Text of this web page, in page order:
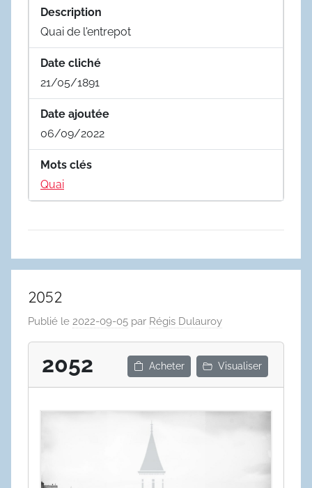
Description
Quai de l'entrepot
Date cliché
21/05/1891
Date ajoutée
06/09/2022
Mots clés
Quai
2052
Publié le 2022-09-05 par Régis Dulauroy
2052 Acheter Visualiser